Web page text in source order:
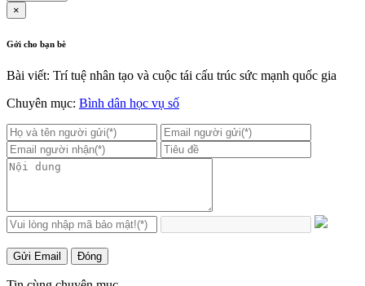
×
Gởi cho bạn bè
Bài viết: Trí tuệ nhân tạo và cuộc tái cấu trúc sức mạnh quốc gia
Chuyên mục: Bình dân học vụ số
Gửi Email Đóng